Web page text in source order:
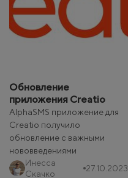
Обновление
приложения Creatio
AlphaSMS приложение для
Creatio получило
обновление с важными
нововведениями
Инесса
Скачко
27.10.2023